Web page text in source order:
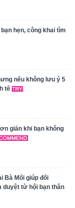
hẹn, công khai tìm
nếu không lưu ý 5
tế
giản khi bạn không
Bà Mối giúp đối
từ hội bạn thân